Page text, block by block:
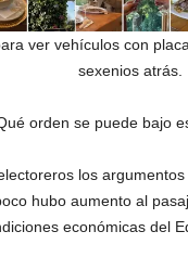
ver vehículos con
sexenios atrás.
orden se puede bajo
los
hubo aumento al
económicas del